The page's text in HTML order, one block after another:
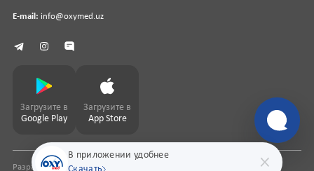
В приложении удобнее
E-mail: info@oxymed.uz
Загрузите в
Google Play
Загрузите в
App Store
Разработка сайтаpharmit.uz